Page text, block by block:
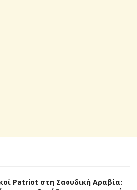
Patriot στη Σαουδική Αραβία: